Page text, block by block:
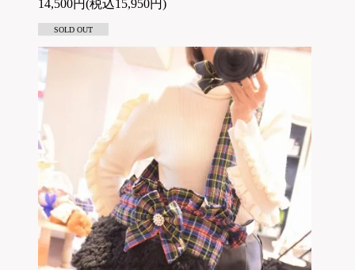
14,500円(税込15,950円)
SOLD OUT